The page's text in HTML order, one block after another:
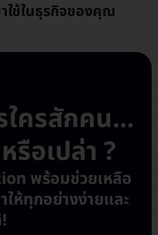
ใช้ในธุรกิจของคุณ
ครสักคน...
รือเปล่า ?
พร้อมช่วยเหลือ
ให้ทุกอย่างง่ายและ